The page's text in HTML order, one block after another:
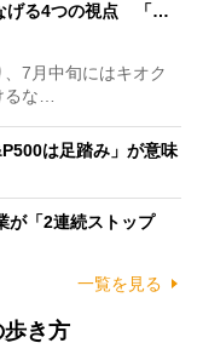
げる4つの視点 「…
7月中旬にはキオク
るな…
は足踏み」が意味
が「2連続ストップ
一覧を見る
き方